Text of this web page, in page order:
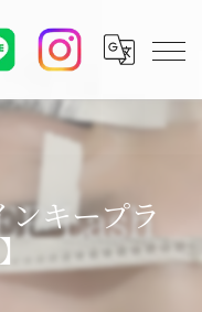
ンキープラ